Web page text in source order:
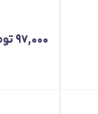
97,000